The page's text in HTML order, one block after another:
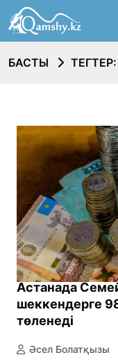
БАСТЫ
Астанада
шеккендерге
төленеді
Әсел Болатқызы